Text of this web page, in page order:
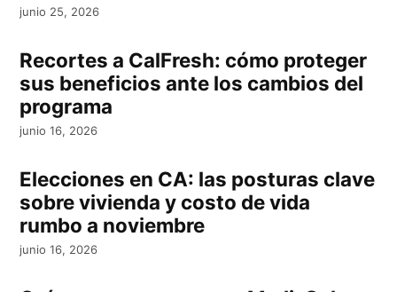
junio 25, 2026
Recortes a CalFresh: cómo proteger
sus beneficios ante los cambios del
programa
junio 16, 2026
Elecciones en CA: las posturas clave
sobre vivienda y costo de vida
rumbo a noviembre
junio 16, 2026